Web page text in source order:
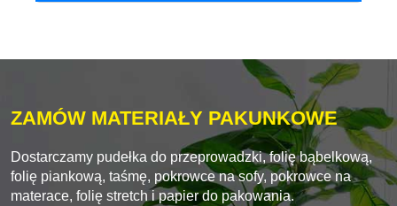
ZAMÓW MATERIAŁY PAKUNKOWE
Dostarczamy pudełka do przeprowadzki, folię bąbelkową,
folię piankową, taśmę, pokrowce na sofy, pokrowce na
materace, folię stretch i papier do pakowania.